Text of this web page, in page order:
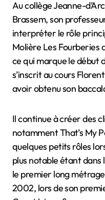
Au collège Jeanne-
Brassem, son
interpréter le rôle
Molière Les Fourberies
ce qui marque le début
s’inscrit au cours
avoir obtenu son
Il continue à créer des
notamment That’s My
quelques petits rôles
plus notable étant dans
le premier long
2002, lors de son